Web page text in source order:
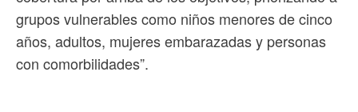
grupos vulnerables como niños menores de cinco
años, adultos, mujeres embarazadas y personas
con comorbilidades”.